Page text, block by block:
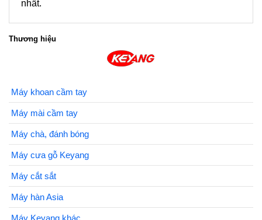
nhất.
Thương hiệu
Máy khoan cầm tay
Máy mài cầm tay
Máy chà, đánh bóng
Máy cưa gỗ Keyang
Máy cắt sắt
Máy hàn Asia